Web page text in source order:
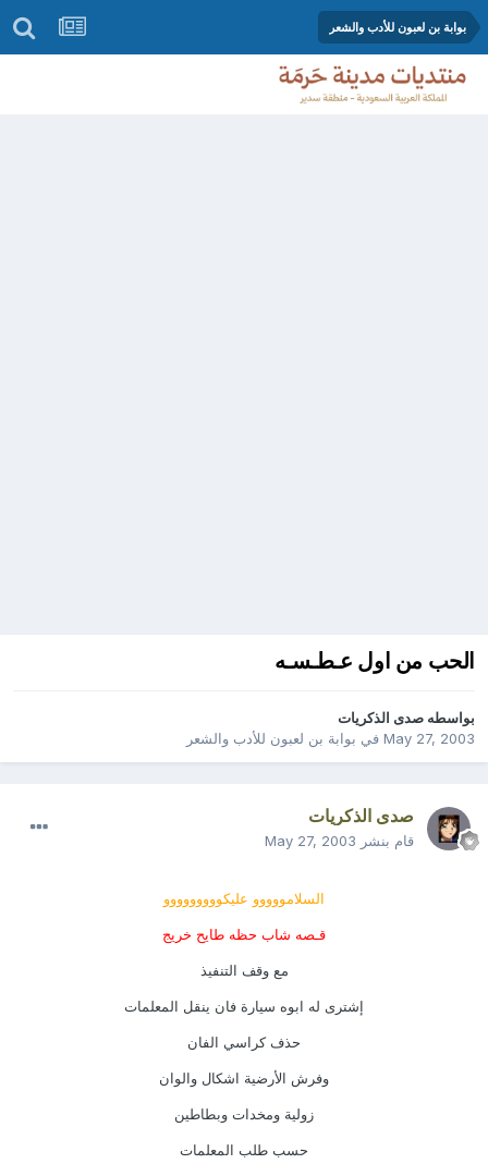
بوابة بن لعبون للأدب والشعر
الحب من اول عـطـسـه
بواسطه صدى الذكريات
May 27, 2003في بوابة بن لعبون للأدب والشعر
صدى الذكريات
قام بنشر May 27, 2003
السلامووووو عليكووووووووو
قـصه شاب حظه طايح خريج
مع وقف التنفيذ
إشترى له ابوه سيارة فان ينقل المعلمات
حذف كراسي الفان
وفرش الأرضية اشكال والوان
زولية ومخدات وبطاطين
حسب طلب المعلمات